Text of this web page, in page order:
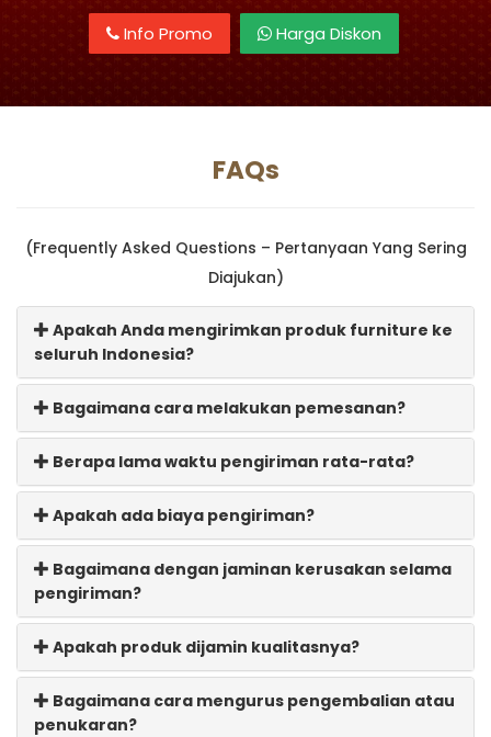
Info Promo Harga Diskon
FAQs
(Frequently Asked Questions – Pertanyaan Yang Sering
Diajukan)
Apakah Anda mengirimkan produk furniture ke
seluruh Indonesia?
Bagaimana cara melakukan pemesanan?
Berapa lama waktu pengiriman rata-rata?
Apakah ada biaya pengiriman?
Bagaimana dengan jaminan kerusakan selama
pengiriman?
Apakah produk dijamin kualitasnya?
Bagaimana cara mengurus pengembalian atau
penukaran?